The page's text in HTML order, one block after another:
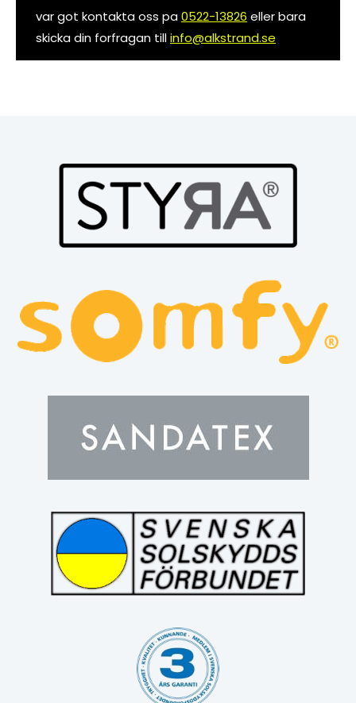
var got kontakta oss pa0522-13826 eller bara
skicka din forfragan tillinfo@alkstrand.se